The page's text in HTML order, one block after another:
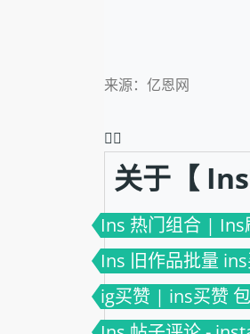
来源：亿恩网
❤️‍🔥
关于【
Ins 热门组合 |
Ins 旧作品批量
ig买赞 | ins买赞